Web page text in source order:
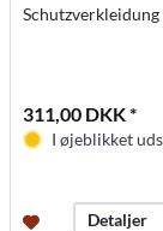
311,00 DKK *
I øjeblikket
Detaljer